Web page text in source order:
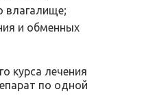
влагалище;
и обменных
курса лечения
по одной